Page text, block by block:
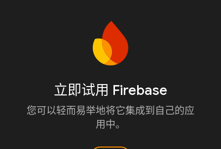
立即试用 Firebase
您可以轻而易举地将它集成到自己的应
用中。